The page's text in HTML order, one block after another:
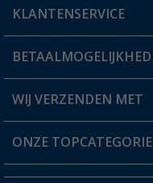
Mijn account
Status bestelling
Verlanglijstje
KLANTENSERVICE
FAQ & Contact
Verzendinformatie
Catalogus
WIJ VERZENDEN MET
ONZE